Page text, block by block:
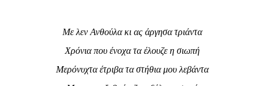
Με λεν Ανθούλα κι ας άργησα τριάντα
Χρόνια που ένοχα τα έλουζε η σιωπή
Μερόνυχτα έτριβα τα στήθια μου λεβάντα